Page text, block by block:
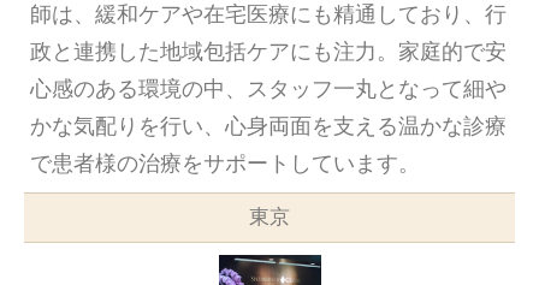
師は、緩和ケアや在宅医療にも精通しており、行
政と連携した地域包括ケアにも注力。家庭的で安
心感のある環境の中、スタッフ一丸となって細や
かな気配りを行い、心身両面を支える温かな診療
で患者様の治療をサポートしています。
東京